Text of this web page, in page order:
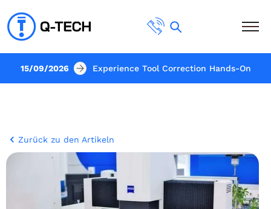
15/09/2026 Experience Tool Correction Hands-On
Zurück zu den Artikeln